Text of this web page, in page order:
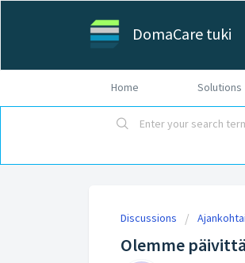
DomaCare tuki
Home Solutions
Discussions
Olemme